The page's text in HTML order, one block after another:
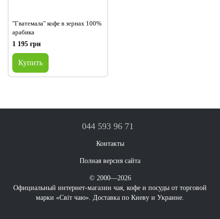
"Гватемала" кофе в зернах 100%
арабика
1 195 грн
Купить
044 593 96 71
Контакты
Полная версия сайта
© 2000—2026
Официальный интернет-магазин чая, кофе и посуды от торговой
марки «Світ чаю». Доставка по Киеву и Украине.